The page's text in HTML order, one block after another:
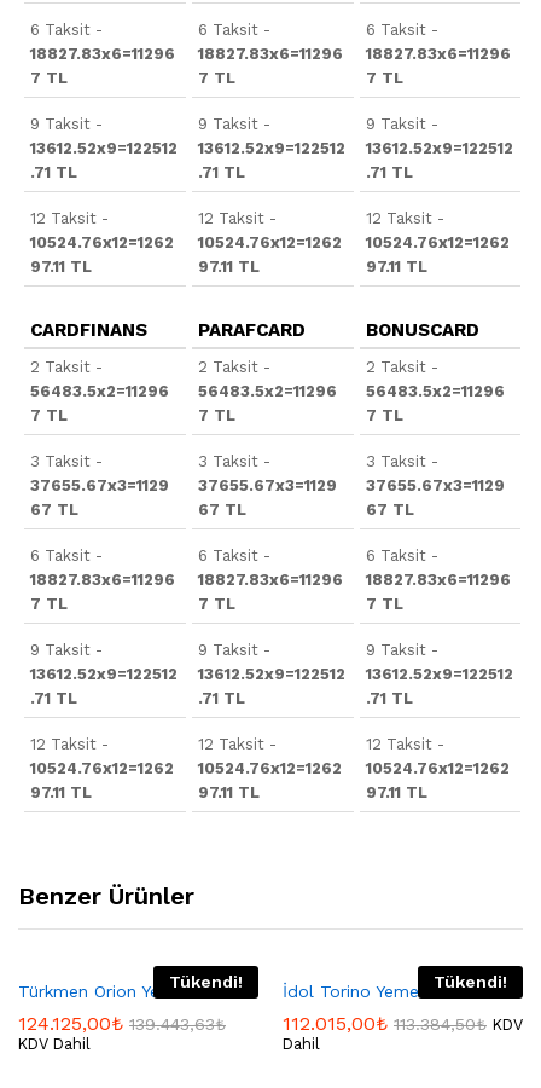
6 Taksit -
18827.83x6=11296
7 TL
9 Taksit -
13612.52x9=122512
.71 TL
12 Taksit -
10524.76x12=1262
97.11 TL
6 Taksit -
18827.83x6=11296
7 TL
9 Taksit -
13612.52x9=122512
.71 TL
12 Taksit -
10524.76x12=1262
97.11 TL
6 Taksit -
18827.83x6=11296
7 TL
9 Taksit -
13612.52x9=122512
.71 TL
12 Taksit -
10524.76x12=1262
97.11 TL
CARDFINANS
2 Taksit -
56483.5x2=11296
7 TL
3 Taksit -
37655.67x3=1129
67 TL
6 Taksit -
18827.83x6=11296
7 TL
9 Taksit -
13612.52x9=122512
.71 TL
12 Taksit -
10524.76x12=1262
97.11 TL
PARAFCARD
2 Taksit -
56483.5x2=11296
7 TL
3 Taksit -
37655.67x3=1129
67 TL
6 Taksit -
18827.83x6=11296
7 TL
9 Taksit -
13612.52x9=122512
.71 TL
12 Taksit -
10524.76x12=1262
97.11 TL
BONUSCARD
2 Taksit -
56483.5x2=11296
7 TL
3 Taksit -
37655.67x3=1129
67 TL
6 Taksit -
18827.83x6=11296
7 TL
9 Taksit -
13612.52x9=122512
.71 TL
12 Taksit -
10524.76x12=1262
97.11 TL
Benzer Ürünler
Tükendi!
Türkmen Orion Yemek Odası
124.125,00₺ 139.443,63₺
KDV Dahil
Tükendi!
İdol Torino Yemek Odası
112.015,00₺ 113.384,50₺ KDV
Dahil